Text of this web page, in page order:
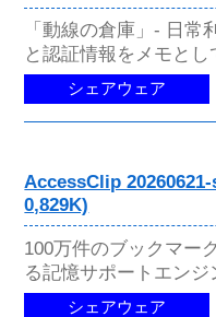
「動線の倉庫」- 日
と認証情報をメモと
シェアウェア
AccessClip
0,829K)
100万件のブックマー
る記憶サポートエンジ
シェアウェア